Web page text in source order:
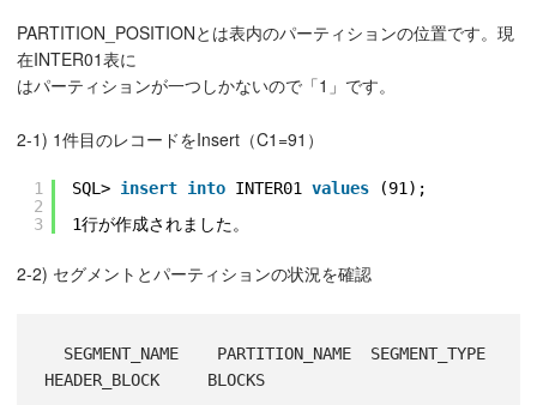
PARTITION_POSITIONとは表内のパーティションの位置です。現
在INTER01表に
はパーティションが一つしかないので「1」です。
2-1) 1件目のレコードをInsert（C1=91）
1
2
3
SQL> insert into INTER01 values
(91);
1行が作成されました。
2-2) セグメントとパーティションの状況を確認
HEADER_BLOCK     BLOCKS